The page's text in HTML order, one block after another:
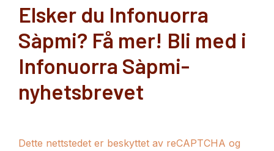
Elsker du Infonuorra
Sàpmi? Få mer! Bli med i
Infonuorra Sàpmi-
nyhetsbrevet
Dette nettstedet er beskyttet av reCAPTCHA og